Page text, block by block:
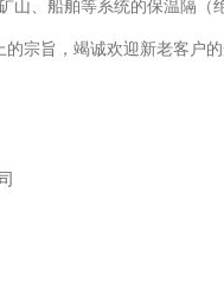
山、船舶等系统的保温隔（
宗旨，竭诚欢迎新老客户的